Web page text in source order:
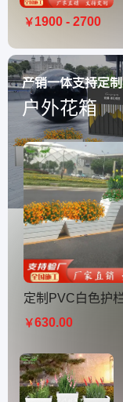
￥1900 - 2700
产销一体支持定制
户外花箱
￥630.00